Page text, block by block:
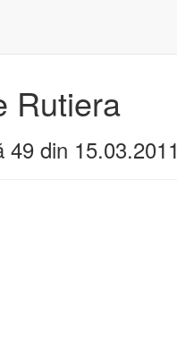
Rutiera
49 din 15.03.2011